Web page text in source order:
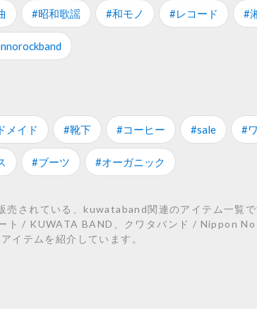
#昭和歌謡 #和モノ #レコード #
メイド #靴下 #コーヒー #sale #
#ブーツ #オーガニック
売されている、kuwataband関連のアイテム一覧
ト / KUWATA BAND、クワタバンド / Nippon
イテムを紹介しています。